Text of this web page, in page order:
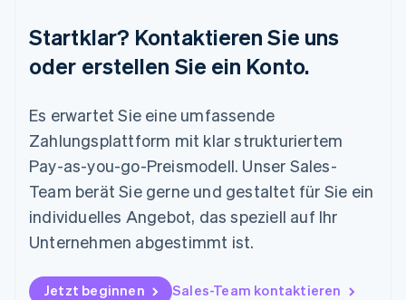
Startklar? Kontaktieren Sie uns
oder erstellen Sie ein Konto.
Es erwartet Sie eine umfassende
Zahlungsplattform mit klar strukturiertem
Pay-as-you-go-Preismodell. Unser Sales-
Team berät Sie gerne und gestaltet für Sie ein
individuelles Angebot, das speziell auf Ihr
Unternehmen abgestimmt ist.
Jetzt beginnen Sales-Team kontaktieren
English
EspañolEnglish
English
NederlandsEnglish
Norwegen
English
Österreich
Deutsch English
Polen
Portugal
PortuguêsEnglish